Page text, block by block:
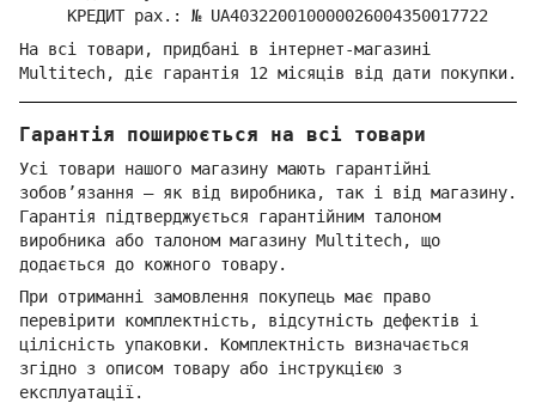
КРЕДИТ рах.: № UA403220010000026004350017722
На всі товари, придбані в інтернет-магазині
Multitech, діє гарантія 12 місяців від дати покупки.
Гарантія поширюється на всі товари
Усі товари нашого магазину мають гарантійні
зобов’язання — як від виробника, так і від магазину.
Гарантія підтверджується гарантійним талоном
виробника або талоном магазину Multitech, що
додається до кожного товару.
При отриманні замовлення покупець має право
перевірити комплектність, відсутність дефектів і
цілісність упаковки. Комплектність визначається
згідно з описом товару або інструкцією з
експлуатації.